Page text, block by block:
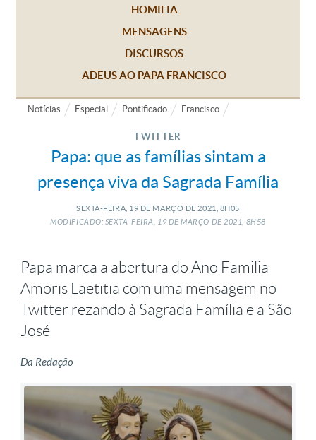
HOMILIA
MENSAGENS
DISCURSOS
ADEUS AO PAPA FRANCISCO
Notícias Especial Pontificado Francisco
TWITTER
Papa: que as famílias sintam a
presença viva da Sagrada Família
SEXTA-FEIRA, 19 DE MARÇO DE 2021, 8H05
MODIFICADO: SEXTA-FEIRA, 19DEMARÇO DE2021, 8H58
Papa marca a abertura do Ano Familia
Amoris Laetitia com uma mensagem no
Twitter rezando à Sagrada Família e a São
José
Da Redação